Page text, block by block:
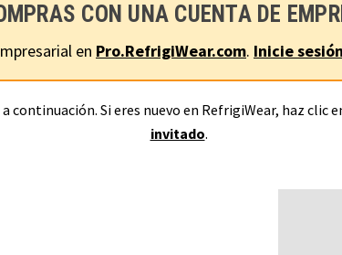
CON UNA CUENTA DE
en Pro.RefrigiWear.com. Inicie sesión
continuación. Si eres nuevo en RefrigiWear, haz clic
invitado.